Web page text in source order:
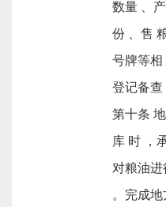
数量 、
份 、售
号牌等相
登记备查
第十条
库 时 ，
对粮油进
。完成地